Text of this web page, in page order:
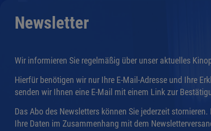
Newsletter
Wir informieren Sie regelmäßig über unser aktuelles
Hierfür benötigen wir nur Ihre E-Mail-Adresse und Ihre
senden wir Ihnen eine E-Mail mit einem Link zur
Das Abo des Newsletters können Sie jederzeit
Ihre Daten im Zusammenhang mit dem